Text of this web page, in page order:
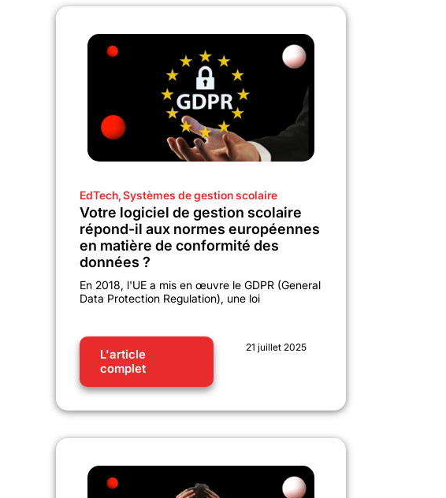
EdTech,Systèmes de gestion scolaire
Votre logiciel de gestion scolaire
répond-il aux normes européennes
en matière de conformité des
données ?
En 2018, l'UE a mis en œuvre le GDPR (General
Data Protection Regulation), une loi
L'article
complet
21 juillet 2025